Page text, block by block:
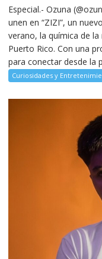
Especial.- Ozuna
unen en “ZIZI”, un
verano, la química de
Puerto Rico. Con una
para conectar desde la
Curiosidades y